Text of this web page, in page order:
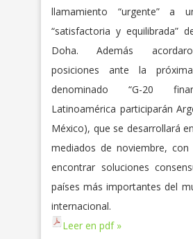
llamamiento “urgente” a
“satisfactoria y equilibrada”
Doha. Además
posiciones ante la
denominado “G-20
Latinoamérica participarán
México), que se desarrollará
mediados de noviembre,
encontrar soluciones
países más importantes del
internacional.
Leer en pdf »